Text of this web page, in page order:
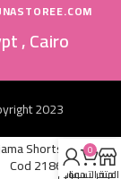
, Cairo
2023
Shorts
Cod 2186 المتجر
0
عربة التسوق
حسابي